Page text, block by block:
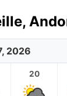
2026
20